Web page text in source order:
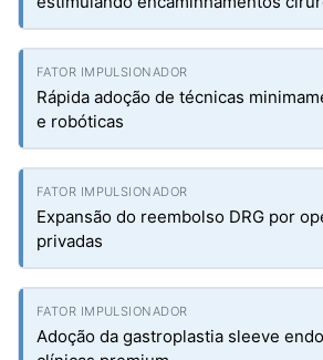
Rápida adoção de técnicas
e robóticas
Expansão do reembolso DRG por
privadas
Adoção da gastroplastia sleeve